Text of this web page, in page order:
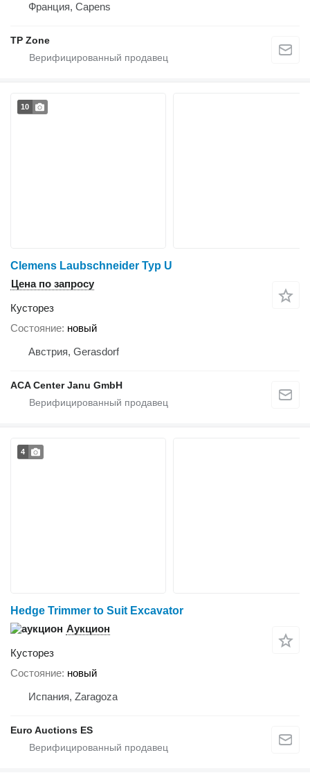
Франция, Capens
TP Zone
10
Clemens Laubschneider Typ U
Цена по запросу
Кусторез
Состояние новый
Австрия, Gerasdorf
ACA Center Janu GmbH
4
Hedge Trimmer to Suit Excavator
Аукцион
Кусторез
Состояние новый
Испания, Zaragoza
Euro Auctions ES